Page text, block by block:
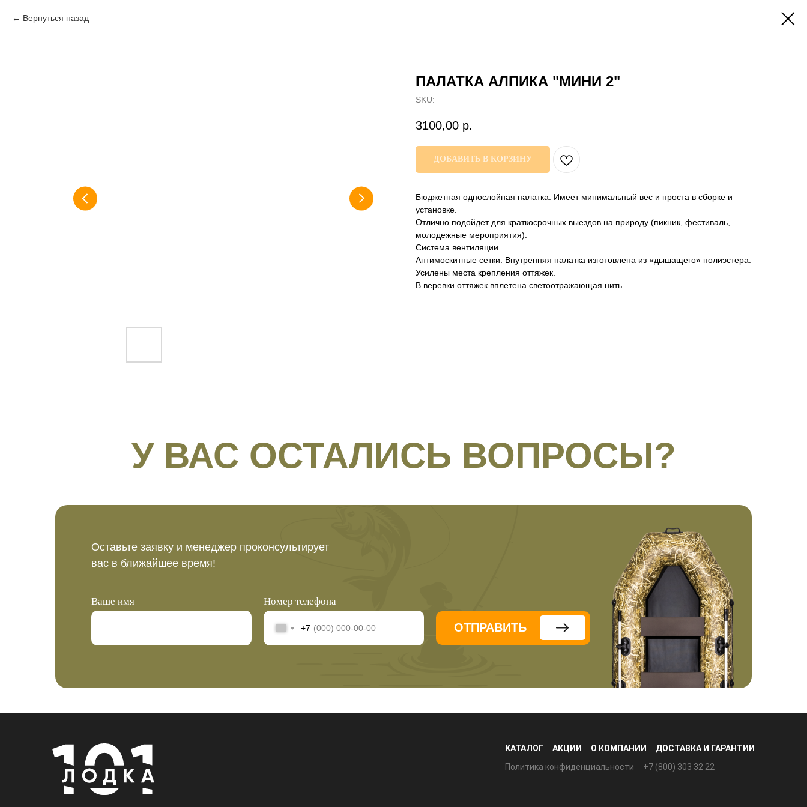
Вернуться назад
ПАЛАТКА АЛПИКА "МИНИ 2"
SKU:
3100,00 р.
ДОБАВИТЬ В КОРЗИНУ
Бюджетная однослойная палатка. Имеет минимальный вес и проста в сборке и
установке.
Отлично подойдет для краткосрочных выездов на природу (пикник, фестиваль,
молодежные мероприятия).
Система вентиляции.
Антимоскитные сетки. Внутренняя палатка изготовлена из «дышащего» полиэстера.
Усилены места крепления оттяжек.
В веревки оттяжек вплетена светоотражающая нить.
У ВАС ОСТАЛИСЬ ВОПРОСЫ?
Оставьте заявку и менеджер проконсультирует
вас в ближайшее время!
ОТПРАВИТЬ
Ваше имя Номер телефона
+7
КАТАЛОГ АКЦИИ О КОМПАНИИ
ДОСТАВКА И ГАРАНТИИ
Политика конфиденциальности
+7 (800) 303 32 22